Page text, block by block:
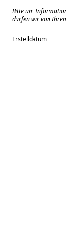
Bitte um
dürfen wir von
Erstelldatum